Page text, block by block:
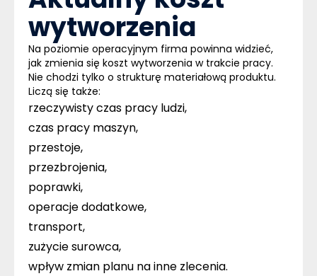
wytworzenia
Na poziomie operacyjnym firma powinna widzieć,
jak zmienia się koszt wytworzenia w trakcie pracy.
Nie chodzi tylko o strukturę materiałową produktu.
Liczą się także:
rzeczywisty czas pracy ludzi,
czas pracy maszyn,
przestoje,
przezbrojenia,
poprawki,
operacje dodatkowe,
transport,
zużycie surowca,
wpływ zmian planu na inne zlecenia.